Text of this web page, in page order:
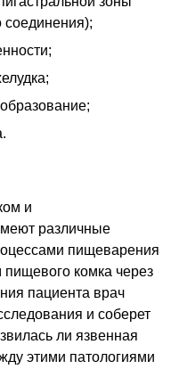
соединения);
и
различные
пищеварения
комка через
пациента врач
и соберет
ли язвенная
этими патологиями